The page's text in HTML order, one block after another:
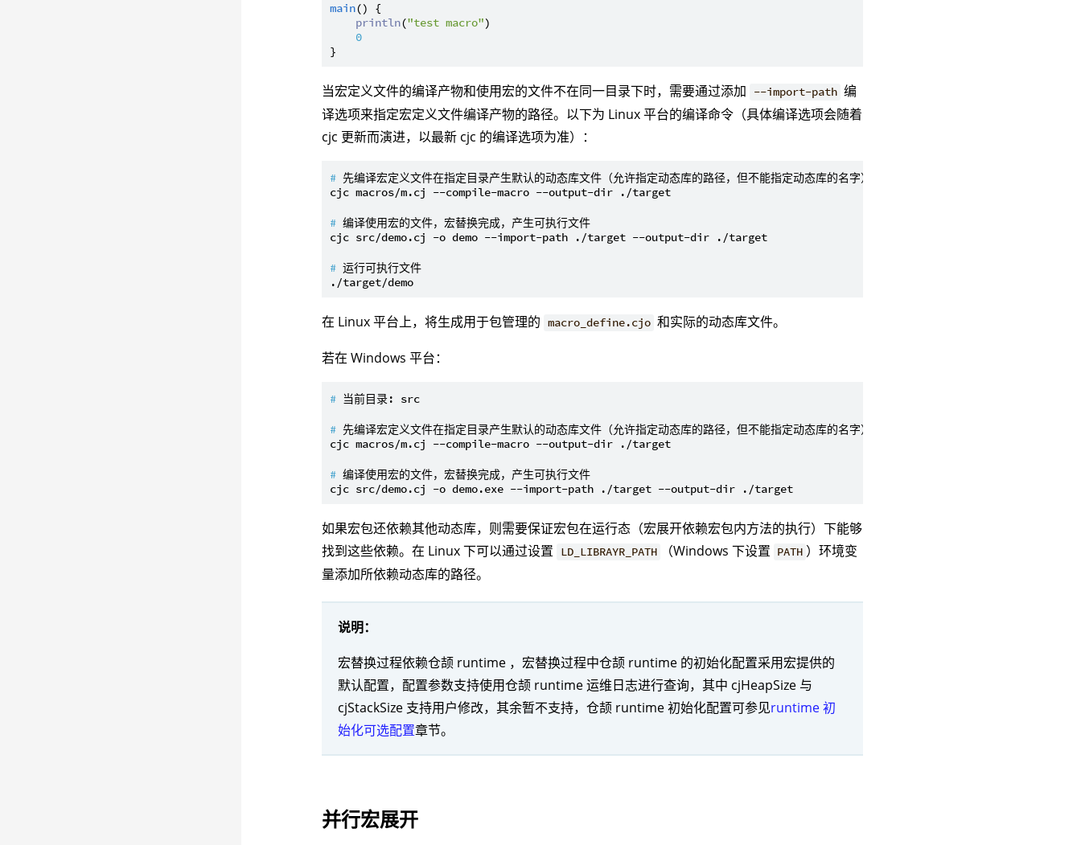
main() {
println("test macro")
0
当宏定义文件的编译产物和使用宏的文件不在同一目录下时，需要通过添加 --import-path 编
译选项来指定宏定义文件编译产物的路径。以下为 Linux 平台的编译命令（具体编译选项会随着
cjc 更新而演进，以最新 cjc 的编译选项为准）：
# 先编译宏定义文件在指定目录产生默认的动态库文件（允许指定动态库的路径，但不能指定动态库的名字）
# 编译使用宏的文件，宏替换完成，产生可执行文件
# 运行可执行文件
在 Linux 平台上，将生成用于包管理的 macro_define.cjo 和实际的动态库文件。
若在 Windows 平台：
# 当前目录: src
# 先编译宏定义文件在指定目录产生默认的动态库文件（允许指定动态库的路径，但不能指定动态库的名字）
# 编译使用宏的文件，宏替换完成，产生可执行文件
如果宏包还依赖其他动态库，则需要保证宏包在运行态（宏展开依赖宏包内方法的执行）下能够
找到这些依赖。在 Linux 下可以通过设置
LD_LIBRAYR_PATH （Windows 下设置 PATH ）环境变
量添加所依赖动态库的路径。
说明：
宏替换过程依赖仓颉 runtime ，宏替换过程中仓颉 runtime 的初始化配置采用宏提供的
默认配置，配置参数支持使用仓颉 runtime 运维日志进行查询，其中 cjHeapSize 与
cjStackSize 支持用户修改，其余暂不支持，仓颉 runtime 初始化配置可参见runtime 初
始化可选配置章节。
并行宏展开